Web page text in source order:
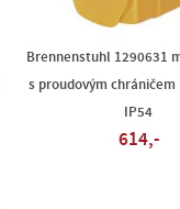
Brennenstuhl 1290631
s proudovým chráničem
IP54
614,-